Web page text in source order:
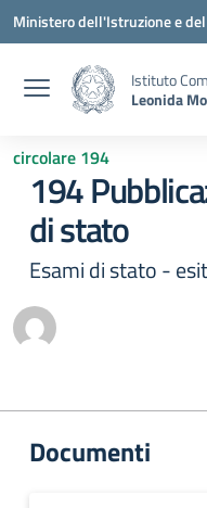
Vai ai contenuti
Vai al menu di navigazione
Vai al footer
Ministero dell'Istruzione e
Istituto
Leonida
circolare 194
194
di stato
Esami di stato -
Documenti